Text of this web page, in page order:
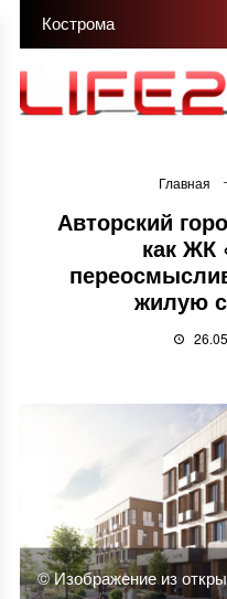
Кострома
Главная
Авторский
как ЖК
жилую
© Изображение из